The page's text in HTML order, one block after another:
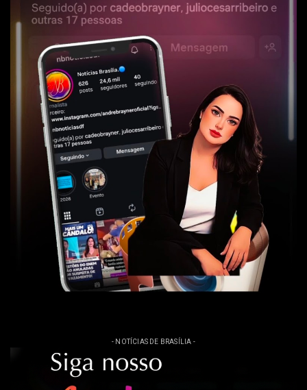
- NOTÍCIAS DE BRASÍLIA -